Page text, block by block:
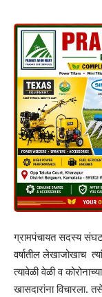
ग्रामपंचायत सदस्य
वर्षातील लेखाजोखाच
त्यावेळी वेळी व
खासदारांना विचारला.